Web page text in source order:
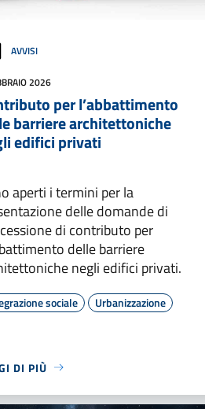
AVVISI
2026
per l’abbattimento
barriere architettoniche
edifici privati
aperti i termini per la
delle domande di
di contributo per
delle barriere
negli edifici privati.
sociale Urbanizzazione
DI PIÙ